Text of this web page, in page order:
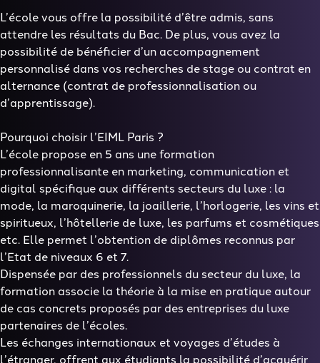
L’école vous offre la possibilité d’être admis, sans
attendre les résultats du Bac. De plus, vous avez la
possibilité de bénéficier d’un accompagnement
personnalisé dans vos recherches de stage ou contrat en
alternance (contrat de professionnalisation ou
d’apprentissage).
Pourquoi choisir l’EIML Paris ?
L’école propose en 5 ans une formation
professionnalisante en marketing, communication et
digital spécifique aux différents secteurs du luxe : la
mode, la maroquinerie, la joaillerie, l’horlogerie, les vins et
spiritueux, l’hôtellerie de luxe, les parfums et cosmétiques
etc. Elle permet l’obtention de diplômes reconnus par
l’Etat de niveaux 6 et 7.
Dispensée par des professionnels du secteur du luxe, la
formation associe la théorie à la mise en pratique autour
de cas concrets proposés par des entreprises du luxe
partenaires de l’écoles.
Les échanges internationaux et voyages d’études à
l’étranger, offrent aux étudiants la possibilité d’acquérir